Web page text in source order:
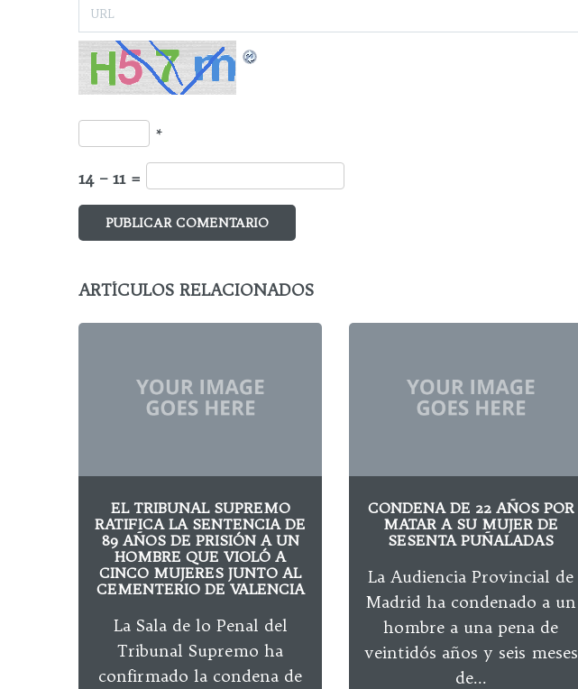
*
14 − 11 =
ARTÍCULOS RELACIONADOS
EL TRIBUNAL SUPREMO
RATIFICA LA SENTENCIA DE
89 AÑOS DE PRISIÓN A UN
HOMBRE QUE VIOLÓ A
CINCO MUJERES JUNTO AL
CEMENTERIO DE VALENCIA
La Sala de lo Penal del
Tribunal Supremo ha
confirmado la condena de
CONDENA DE 22 AÑOS POR
MATAR A SU MUJER DE
SESENTA PUÑALADAS
La Audiencia Provincial de
Madrid ha condenado a un
hombre a una pena de
veintidós años y seis meses
de...